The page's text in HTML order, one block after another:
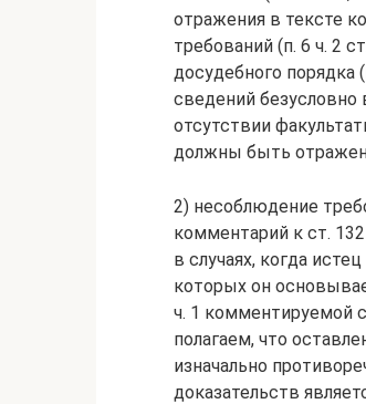
отражения в тексте
требований (п. 6 ч. 2
досудебного порядка
сведений безусловно
отсутствии
должны быть
2) несоблюдение
комментарий к ст.
в случаях, когда
которых он
ч. 1 комментируемой
полагаем, что
изначально
доказательств